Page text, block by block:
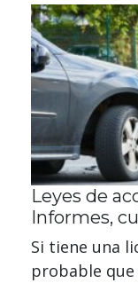
Leyes de
Informes,
Si tiene una
probable